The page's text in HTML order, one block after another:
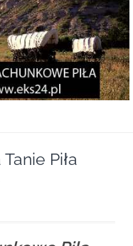
Piła